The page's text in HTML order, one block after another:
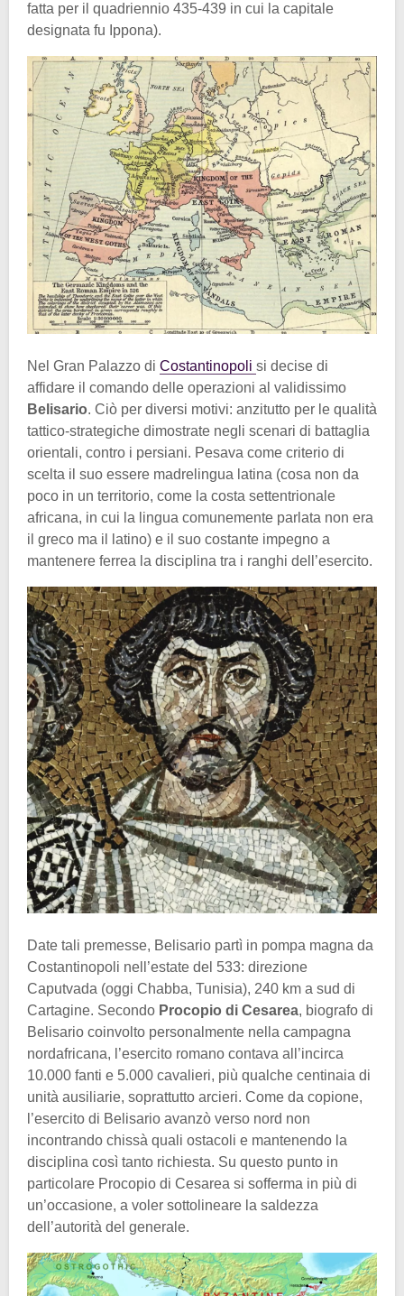
fatta per il quadriennio 435-439 in cui la capitale
designata fu Ippona).
Nel Gran Palazzo di Costantinopoli si decise di
affidare il comando delle operazioni al validissimo
Belisario. Ciò per diversi motivi: anzitutto per le qualità
tattico-strategiche dimostrate negli scenari di battaglia
orientali, contro i persiani. Pesava come criterio di
scelta il suo essere madrelingua latina (cosa non da
poco in un territorio, come la costa settentrionale
africana, in cui la lingua comunemente parlata non era
il greco ma il latino) e il suo costante impegno a
mantenere ferrea la disciplina tra i ranghi dell’esercito.
Date tali premesse, Belisario partì in pompa magna da
Costantinopoli nell’estate del 533: direzione
Caputvada (oggi Chabba, Tunisia), 240 km a sud di
Cartagine. Secondo Procopio di Cesarea, biografo di
Belisario coinvolto personalmente nella campagna
nordafricana, l’esercito romano contava all’incirca
10.000 fanti e 5.000 cavalieri, più qualche centinaia di
unità ausiliarie, soprattutto arcieri. Come da copione,
l’esercito di Belisario avanzò verso nord non
incontrando chissà quali ostacoli e mantenendo la
disciplina così tanto richiesta. Su questo punto in
particolare Procopio di Cesarea si sofferma in più di
un’occasione, a voler sottolineare la saldezza
dell’autorità del generale.